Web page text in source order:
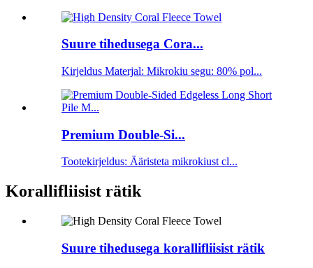
Suure tihedusega Cora...
Kirjeldus Materjal: Mikrokiu segu: 80% pol...
Premium Double-Si...
Tootekirjeldus: Ääristeta mikrokiust cl...
Korallifliisist rätik
Suure tihedusega korallifliisist rätik